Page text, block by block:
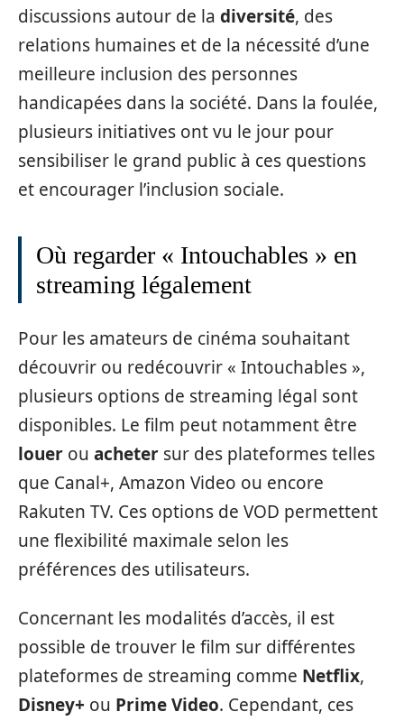
discussions autour de la diversité, des
relations humaines et de la nécessité d’une
meilleure inclusion des personnes
handicapées dans la société. Dans la foulée,
plusieurs initiatives ont vu le jour pour
sensibiliser le grand public à ces questions
et encourager l’inclusion sociale.
Où regarder « Intouchables » en
streaming légalement
Pour les amateurs de cinéma souhaitant
découvrir ou redécouvrir « Intouchables »,
plusieurs options de streaming légal sont
disponibles. Le film peut notamment être
louer ou acheter sur des plateformes telles
que Canal+, Amazon Video ou encore
Rakuten TV. Ces options de VOD permettent
une flexibilité maximale selon les
préférences des utilisateurs.
Concernant les modalités d’accès, il est
possible de trouver le film sur différentes
plateformes de streaming comme Netflix,
Disney+ ou Prime Video. Cependant, ces